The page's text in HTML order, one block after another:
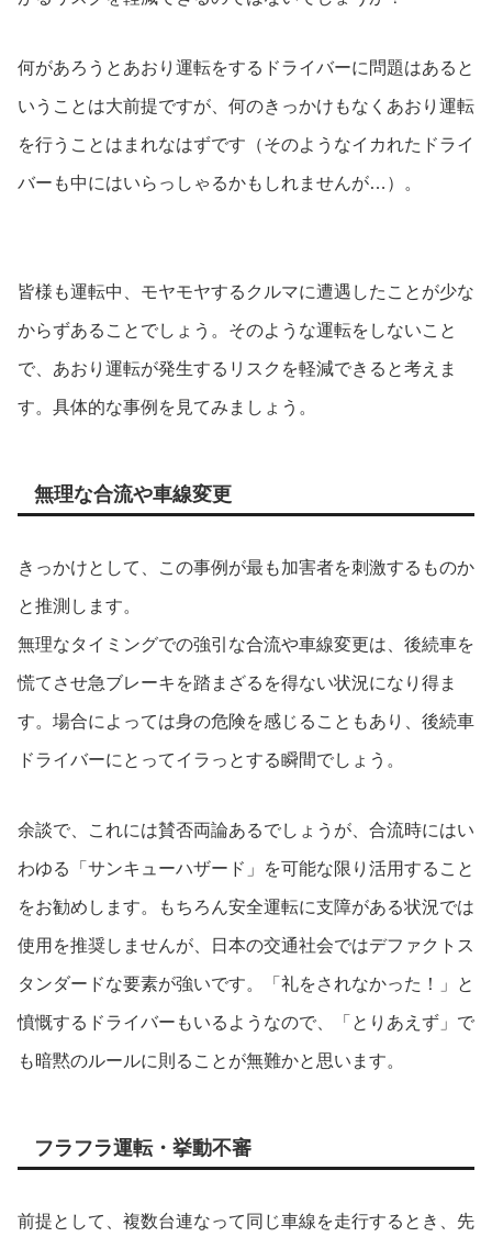
何があろうとあおり運転をするドライバーに問題はあると
いうことは大前提ですが、何のきっかけもなくあおり運転
を行うことはまれなはずです（そのようなイカれたドライ
バーも中にはいらっしゃるかもしれませんが…）。
皆様も運転中、モヤモヤするクルマに遭遇したことが少な
からずあることでしょう。そのような運転をしないこと
で、あおり運転が発生するリスクを軽減できると考えま
す。具体的な事例を見てみましょう。
無理な合流や車線変更
きっかけとして、この事例が最も加害者を刺激するものか
と推測します。
無理なタイミングでの強引な合流や車線変更は、後続車を
慌てさせ急ブレーキを踏まざるを得ない状況になり得ま
す。場合によっては身の危険を感じることもあり、後続車
ドライバーにとってイラっとする瞬間でしょう。
余談で、これには賛否両論あるでしょうが、合流時にはい
わゆる「サンキューハザード」を可能な限り活用すること
をお勧めします。もちろん安全運転に支障がある状況では
使用を推奨しませんが、日本の交通社会ではデファクトス
タンダードな要素が強いです。「礼をされなかった！」と
憤慨するドライバーもいるようなので、「とりあえず」で
も暗黙のルールに則ることが無難かと思います。
フラフラ運転・挙動不審
前提として、複数台連なって同じ車線を走行するとき、先